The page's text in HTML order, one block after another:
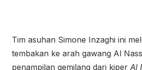
Tim asuhan Simone Inzaghi ini
tembakan ke arah gawang Al
penampilan gemilang dari kiper Al